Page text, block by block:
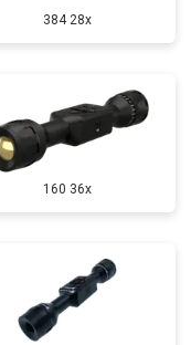
384 28x
160 36x